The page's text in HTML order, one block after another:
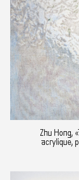
Zhu Hong,
acrylique,